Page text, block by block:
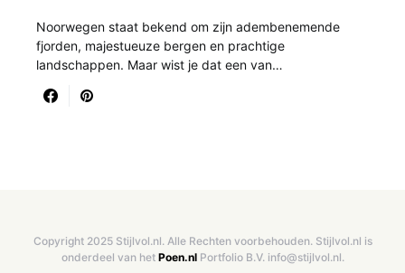
Noorwegen staat bekend om zijn adembenemende
fjorden, majestueuze bergen en prachtige
landschappen. Maar wist je dat een van…
Copyright 2025 Stijlvol.nl. Alle Rechten voorbehouden. Stijlvol.nl is
onderdeel van het Poen.nlPortfolio B.V. info@stijlvol.nl.